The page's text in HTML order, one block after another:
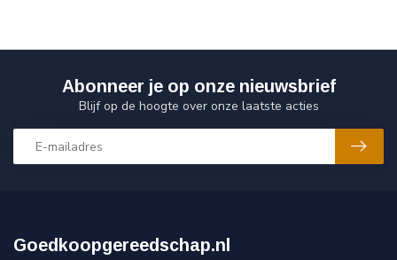
Abonneer je op onze nieuwsbrief
Blijf op de hoogte over onze laatste acties
Goedkoopgereedschap.nl